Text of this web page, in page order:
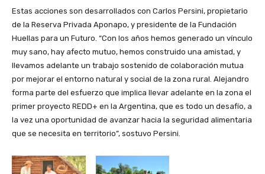
Estas acciones son desarrollados con Carlos Persini, propietario
de la Reserva Privada Aponapo, y presidente de la Fundación
Huellas para un Futuro. “Con los años hemos generado un vínculo
muy sano, hay afecto mutuo, hemos construido una amistad, y
llevamos adelante un trabajo sostenido de colaboración mutua
por mejorar el entorno natural y social de la zona rural. Alejandro
forma parte del esfuerzo que implica llevar adelante en la zona el
primer proyecto REDD+ en la Argentina, que es todo un desafío, a
la vez una oportunidad de avanzar hacia la seguridad alimentaria
que se necesita en territorio”, sostuvo Persini.